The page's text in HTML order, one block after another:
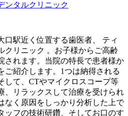
口駅近く位置する歯医者、 ティ
クリニック 。お子様からご高齢
されます。当院の特長で患者様か
ご紹介します。1つは納得される
して、CTやマイクロスコープ等
、リラックスして治療を受けられ
なく原因をしっかり分析した上で
ッフの技術研鑽、そしてお口のす